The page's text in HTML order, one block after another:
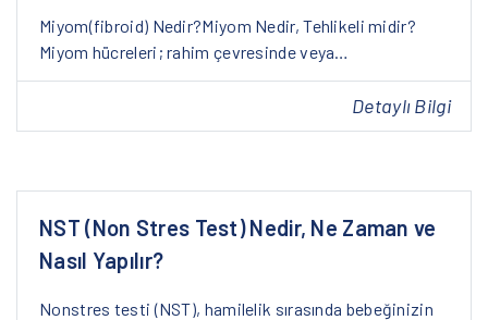
Miyom(fibroid) Nedir?Miyom Nedir, Tehlikeli midir?
Miyom hücreleri; rahim çevresinde veya…
Detaylı Bilgi
NST (Non Stres Test) Nedir, Ne Zaman ve
Nasıl Yapılır?
Nonstres testi (NST), hamilelik sırasında bebeğinizin